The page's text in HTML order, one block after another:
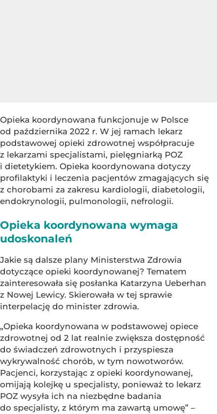
Opieka koordynowana funkcjonuje w Polsce
od października 2022 r. W jej ramach lekarz
podstawowej opieki zdrowotnej współpracuje
z lekarzami specjalistami, pielęgniarką POZ
i dietetykiem. Opieka koordynowana dotyczy
profilaktyki i leczenia pacjentów zmagających się
z chorobami za zakresu kardiologii, diabetologii,
endokrynologii, pulmonologii, nefrologii.
Opieka koordynowana wymaga
udoskonaleń
Jakie są dalsze plany Ministerstwa Zdrowia
dotyczące opieki koordynowanej? Tematem
zainteresowała się posłanka Katarzyna Ueberhan
z Nowej Lewicy. Skierowała w tej sprawie
interpelację do minister zdrowia.
„Opieka koordynowana w podstawowej opiece
zdrowotnej od 2 lat realnie zwiększa dostępność
do świadczeń zdrowotnych i przyspiesza
wykrywalność chorób, w tym nowotworów.
Pacjenci, korzystając z opieki koordynowanej,
omijają kolejkę u specjalisty, ponieważ to lekarz
POZ wysyła ich na niezbędne badania
do specjalisty, z którym ma zawartą umowę” –